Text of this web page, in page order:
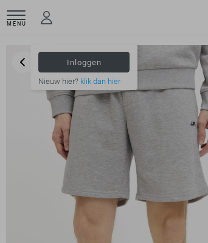
MENU
Inloggen
Nieuw hier? klik dan hier